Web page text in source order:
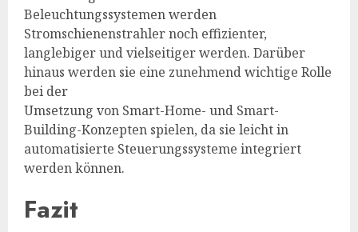
Beleuchtungssystemen werden
Stromschienenstrahler noch effizienter,
langlebiger und vielseitiger werden. Darüber
hinaus werden sie eine zunehmend wichtige Rolle
bei der
Umsetzung von Smart-Home- und Smart-
Building-Konzepten spielen, da sie leicht in
automatisierte Steuerungssysteme integriert
werden können.
Fazit